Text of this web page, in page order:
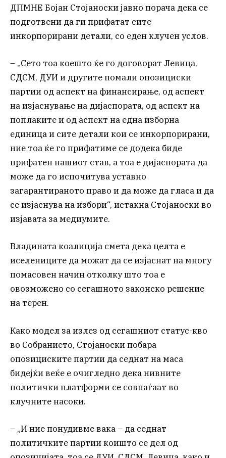
ДПМНЕ Бојан Стојаноски јавно порача дека се
подготвени да ги прифатат сите
инкорпорирани детали, со еден клучен услов.
– „Сето тоа коешто ќе го договорат Левица,
СДСМ, ДУИ и другите помали опозициски
партии од аспект на финансирање, од аспект
на изјаснување на дијаспората, од аспект на
поплаките и од аспект на една изборна
единица и сите детали кои се инкорпорирани,
ние тоа ќе го прифатиме се додека биде
прифатен нашиот став, а тоа е дијаспората да
може да го испочитува уставно
загарантираното право и да може да гласа и да
се изјаснува на избори“, истакна Стојаноски во
изјавата за медиумите.
Владината коалиција смета дека целта е
иселениците да можат да се изјаснат на многу
помасовен начин отколку што тоа е
овозможено со сегашното законско решение
на терен.
Како модел за излез од сегашниот статус-кво
во Собранието, Стојаноски побара
опозициските партии да седнат на маса
бидејќи веќе е очигледно дека нивните
политички платформи се совпаѓаат во
клучните насоки.
– „И ние понудивме вака – да седнат
политичките партии коишто се дел од